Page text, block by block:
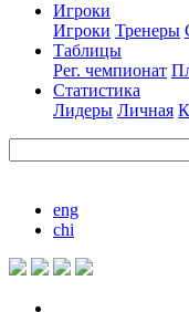
Игроки
Игроки Тренеры
Таблицы
Рег. чемпионат
Статистика
Лидеры Личная
eng
chi